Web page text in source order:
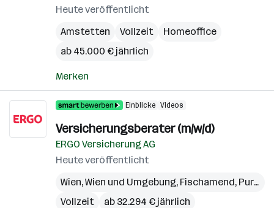
Heute veröffentlicht
Amstetten
Vollzeit
Homeoffice
ab 45.000 € jährlich
Merken
Einblicke Videos
Versicherungsberater (m/w/d)
ERGO Versicherung AG
Heute veröffentlicht
Wien,Wien und Umgebung, Fischamend, Purkersdorf
Vollzeit
ab 32.294 € jährlich